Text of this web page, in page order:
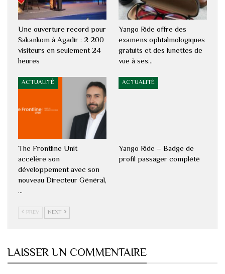
Une ouverture record pour
Sakankom à Agadir : 2 200
visiteurs en seulement 24
heures
Yango Ride offre des
examens ophtalmologiques
gratuits et des lunettes de
vue à ses…
ACTUALITÉ
The Frontline Unit
accélère son
développement avec son
nouveau Directeur Général,
…
ACTUALITÉ
Yango Ride – Badge de
profil passager complété
PREV NEXT
LAISSER UN COMMENTAIRE